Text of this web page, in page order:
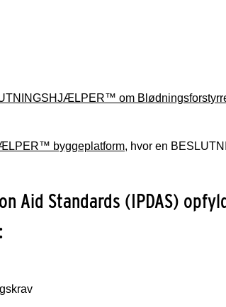
om
byggeplatform, hvor en
Aid Standards (IPDAS)